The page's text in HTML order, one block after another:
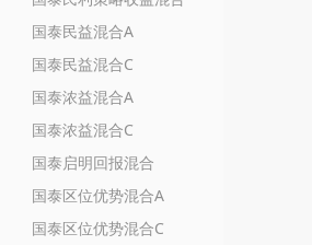
国泰民益混合A
国泰民益混合C
国泰浓益混合A
国泰浓益混合C
国泰启明回报混合
国泰区位优势混合A
国泰区位优势混合C